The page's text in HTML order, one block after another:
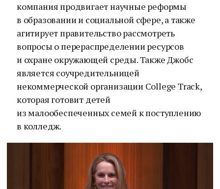
компания продвигает научные реформы
в образовании и социальной сфере, а также
агитирует правительство рассмотреть
вопросы о перераспределении ресурсов
и охране окружающей среды. Также Джобс
является соучредительницей
некоммерческой организации College Track,
которая готовит детей
из малообеспеченных семей к поступлению
в колледж.